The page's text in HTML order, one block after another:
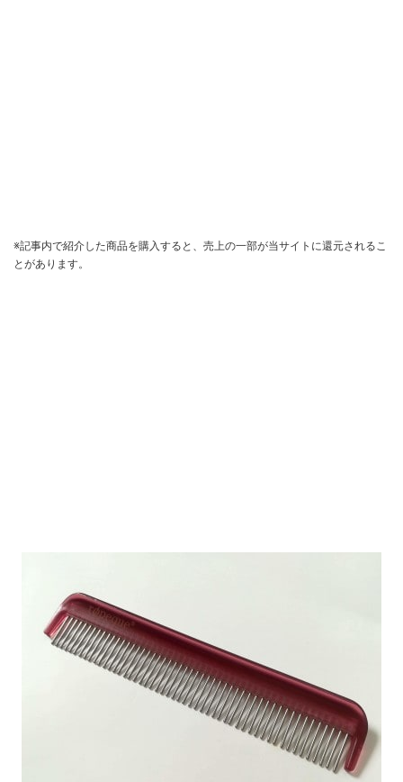
※記事内で紹介した商品を購入すると、売上の一部が当サイトに還元されるこ
とがあります。